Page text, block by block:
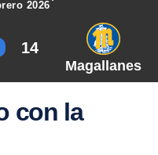
2026
14
Magallanes
con la